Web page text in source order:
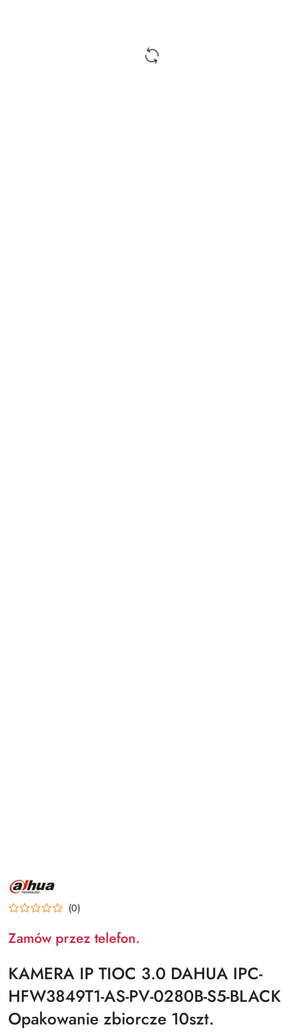
NAZWA
PRODUCENTA:
DAHUA
(0)
Zamów przez telefon.
KAMERA IP TIOC 3.0 DAHUA IPC-
HFW3849T1-AS-PV-0280B-S5-BLACK
Opakowanie zbiorcze 10szt.